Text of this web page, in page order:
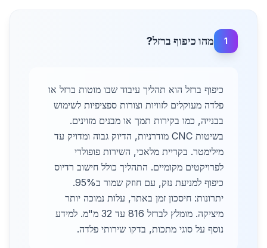
1 מהו כיפוף ברזל?
כיפוף ברזל הוא תהליך עיבוד שבו מוטות ברזל או
פלדה מעוקלים לזוויות וצורות ספציפיות לשימוש
בבנייה, כמו בקירות תמך או מבנים מזוינים.
בשיטות CNC מודרניות, הדיוק גבוה ומדויק עד
מילימטר. בקריית מלאכי, השירות פופולרי
לפרויקטים מקומיים. התהליך כולל חישוב רדיוס
כיפוף למניעת נזק, עם חוזק שמור ב95%.
יתרונות: חיסכון זמן באתר, עלות נמוכה יותר
מיציקה. מומלץ לברזל 816 עד 32 מ"מ. למידע
נוסף על סוגי מתכות, בדקו שירותי פלדה.